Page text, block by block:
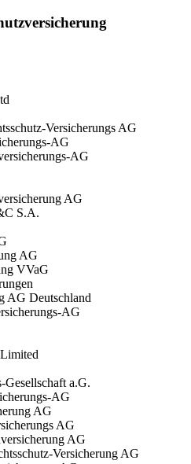
Versicherungs AG
AG
AG
AG
S.A.
AG
VVaG
AG Deutschland
AG
Gesellschaft a.G.
AG
AG
AG
AG
Versicherung AG